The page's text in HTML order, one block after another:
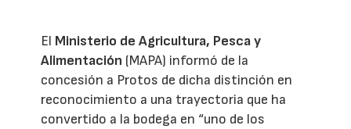
El Ministerio de Agricultura, Pesca y
Alimentación (MAPA) informó de la
concesión a Protos de dicha distinción en
reconocimiento a una trayectoria que ha
convertido a la bodega en “uno de los